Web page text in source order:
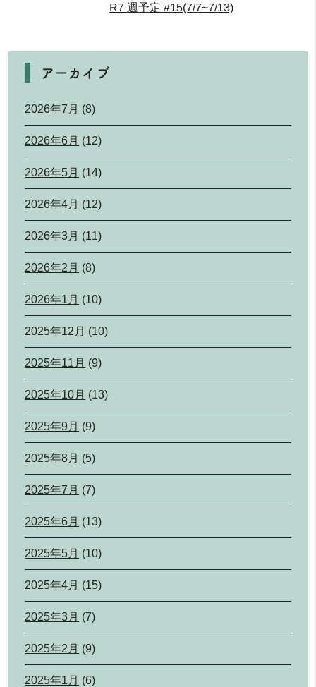
R7 週予定 #15(7/7~7/13)
アーカイブ
2026年7月 (8)
2026年6月 (12)
2026年5月 (14)
2026年4月 (12)
2026年3月 (11)
2026年2月 (8)
2026年1月 (10)
2025年12月 (10)
2025年11月 (9)
2025年10月 (13)
2025年9月 (9)
2025年8月 (5)
2025年7月 (7)
2025年6月 (13)
2025年5月 (10)
2025年4月 (15)
2025年3月 (7)
2025年2月 (9)
2025年1月 (6)